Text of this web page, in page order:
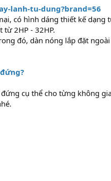
lanh-tu-dung?brand=56
có hình dáng thiết kế dạng
2HP - 32HP.
đó, dàn nóng lắp đặt
cụ thể cho từng không